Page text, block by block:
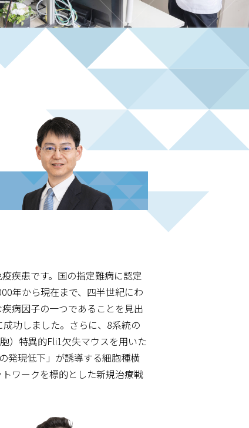
疾患です。国の指定難病に認定
年から現在まで、四半世紀にわ
病因子の一つであることを見出
功しました。さらに、8系統の
）特異的Fli1欠失マウスを用いた
発現低下」が誘導する細胞種横
ワークを標的とした新規治療戦